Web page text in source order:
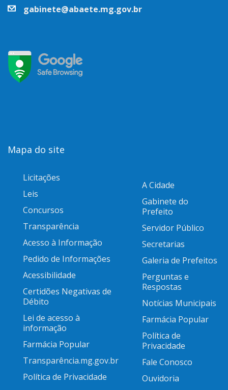
gabinete@abaete.mg.gov.br
Mapa do site
Licitações
Leis
Concursos
Transparência
Acesso à Informação
Pedido de Informações
Acessibilidade
Certidões Negativas de
Débito
Lei de acesso à
informação
Farmácia Popular
Transparência.mg.gov.br
Política de Privacidade
A Cidade
Gabinete do
Prefeito
Servidor Público
Secretarias
Galeria de Prefeitos
Perguntas e
Respostas
Notícias Municipais
Farmácia Popular
Política de
Privacidade
Fale Conosco
Ouvidoria